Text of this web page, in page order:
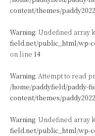
content/themes/
Warning: Undefined array
field.net/public_html/wp-
on line 14
Warning: Attempt to read
/home/paddyfield/paddy-
content/themes/
Warning: Undefined array
field.net/public_html/wp-